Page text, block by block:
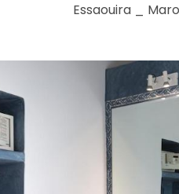
Essaouira _